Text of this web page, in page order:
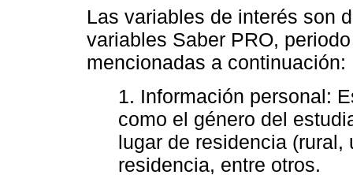
Las variables de interés son
variables Saber PRO,
mencionadas a continuación:
1. Información personal:
como el género del
lugar de residencia
residencia, entre otros.